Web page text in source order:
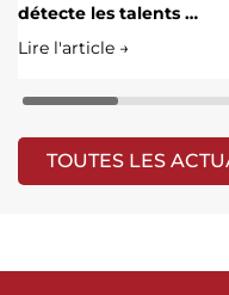
détecte les talents …
Lire l'article →
TOUTES LES